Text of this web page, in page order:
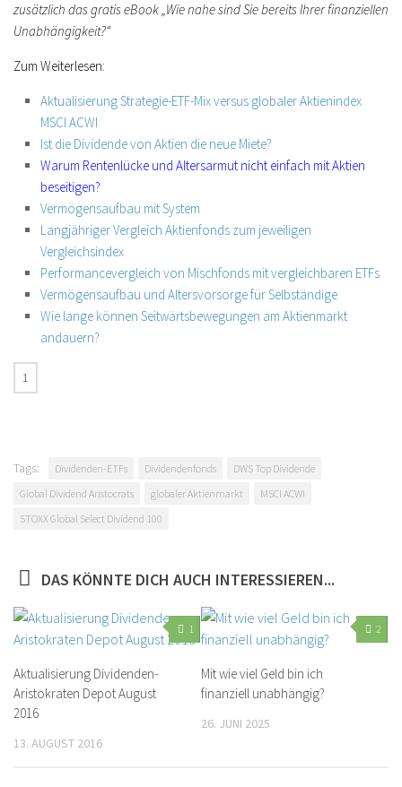
zusätzlich das gratis eBook „Wie nahe sind Sie bereits Ihrer finanziellen
Unabhängigkeit?“
Zum Weiterlesen:
Aktualisierung Strategie-ETF-Mix versus globaler Aktienindex
MSCI ACWI
Ist die Dividende von Aktien die neue Miete?
Warum Rentenlücke und Altersarmut nicht einfach mit Aktien
beseitigen?
Vermögensaufbau mit System
Langjähriger Vergleich Aktienfonds zum jeweiligen
Vergleichsindex
Performancevergleich von Mischfonds mit vergleichbaren ETFs
Vermögensaufbau und Altersvorsorge für Selbständige
Wie lange können Seitwärtsbewegungen am Aktienmarkt
andauern?
Tags: Dividenden-ETFs Dividendenfonds
DWS Top Dividende
Global Dividend Aristocrats
globaler Aktienmarkt
MSCI ACWI
STOXX Global Select Dividend 100
DAS KÖNNTE DICH AUCH INTERESSIEREN...
1
Aktualisierung Dividenden-
Aristokraten Depot August
2016
13. AUGUST 2016
2
Mit wie viel Geld bin ich
finanziell unabhängig?
26. JUNI 2025